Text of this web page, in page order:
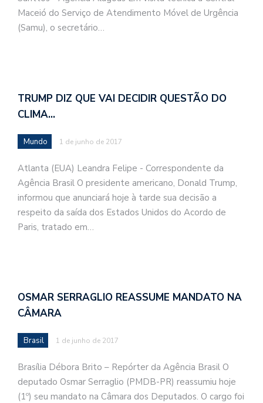
Maceió do Serviço de Atendimento Móvel de Urgência
(Samu), o secretário…
TRUMP DIZ QUE VAI DECIDIR QUESTÃO DO
CLIMA…
Mundo 1 de junho de 2017
Atlanta (EUA) Leandra Felipe - Correspondente da
Agência Brasil O presidente americano, Donald Trump,
informou que anunciará hoje à tarde sua decisão a
respeito da saída dos Estados Unidos do Acordo de
Paris, tratado em…
OSMAR SERRAGLIO REASSUME MANDATO NA
CÂMARA
Brasil 1 de junho de 2017
Brasília Débora Brito – Repórter da Agência Brasil O
deputado Osmar Serraglio (PMDB-PR) reassumiu hoje
(1º) seu mandato na Câmara dos Deputados. O cargo foi